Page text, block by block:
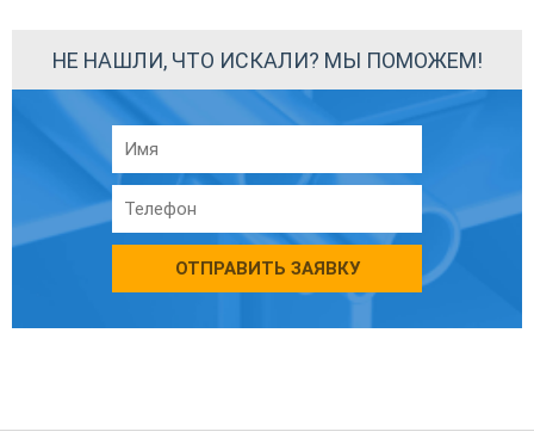
НЕ НАШЛИ, ЧТО ИСКАЛИ? МЫ ПОМОЖЕМ!
ОТПРАВИТЬ ЗАЯВКУ